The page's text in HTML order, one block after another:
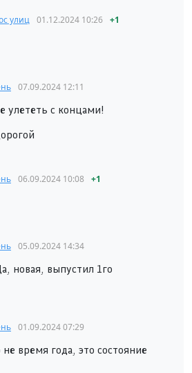
улиц 01.12.2024 10:26 +1
07.09.2024 12:11
улететь с концами!
06.09.2024 10:08 +1
05.09.2024 14:34
новая, выпустил 1го
01.09.202407:29
не время года, это состояние